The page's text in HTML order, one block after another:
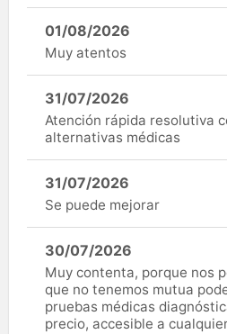
01/08/2026
Muy atentos
31/07/2026
Atención rápida resolutiva
alternativas médicas
31/07/2026
Se puede mejorar
30/07/2026
Muy contenta, porque nos
que no tenemos mutua
pruebas médicas
precio, accesible a